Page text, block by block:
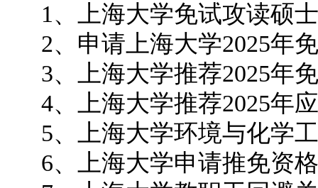
1、上海大学免试攻读硕
2、申请上海大学2025年
3、上海大学推荐2025年
4、上海大学推荐2025年
5、上海大学环境与化学
6、上海大学申请推免资